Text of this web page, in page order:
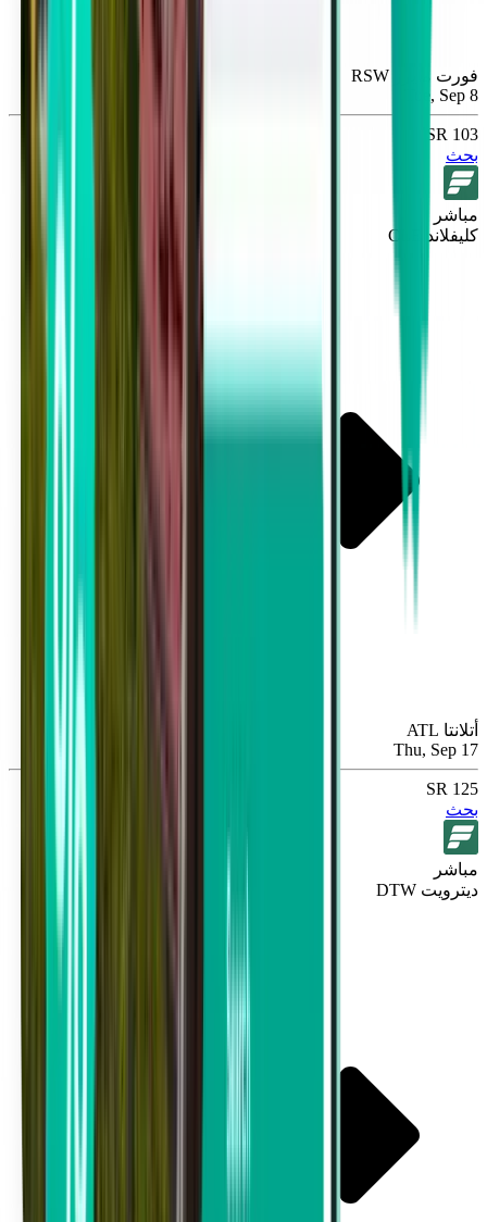
فورت مايرز RSW
Tue, Sep 8
103 SR
بحث
مباشر
كليفلاند CLE
أتلانتا ATL
Thu, Sep 17
125 SR
بحث
مباشر
ديترويت DTW